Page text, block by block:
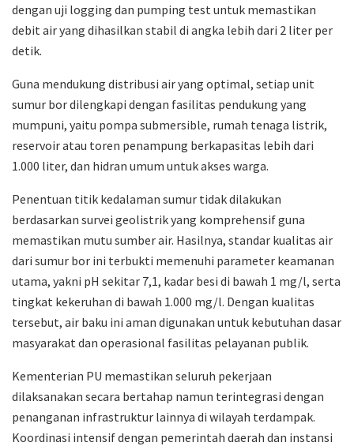
dengan uji logging dan pumping test untuk memastikan
debit air yang dihasilkan stabil di angka lebih dari 2 liter per
detik.
Guna mendukung distribusi air yang optimal, setiap unit
sumur bor dilengkapi dengan fasilitas pendukung yang
mumpuni, yaitu pompa submersible, rumah tenaga listrik,
reservoir atau toren penampung berkapasitas lebih dari
1.000 liter, dan hidran umum untuk akses warga.
Penentuan titik kedalaman sumur tidak dilakukan
berdasarkan survei geolistrik yang komprehensif guna
memastikan mutu sumber air. Hasilnya, standar kualitas air
dari sumur bor ini terbukti memenuhi parameter keamanan
utama, yakni pH sekitar 7,1, kadar besi di bawah 1 mg/l, serta
tingkat kekeruhan di bawah 1.000 mg/l. Dengan kualitas
tersebut, air baku ini aman digunakan untuk kebutuhan dasar
masyarakat dan operasional fasilitas pelayanan publik.
Kementerian PU memastikan seluruh pekerjaan
dilaksanakan secara bertahap namun terintegrasi dengan
penanganan infrastruktur lainnya di wilayah terdampak.
Koordinasi intensif dengan pemerintah daerah dan instansi